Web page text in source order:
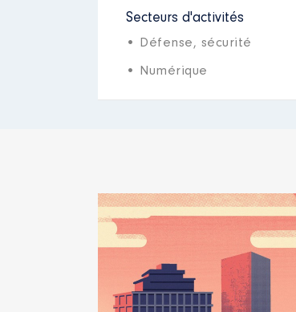
Secteurs d'activités
• Défense, sécurité
• Numérique